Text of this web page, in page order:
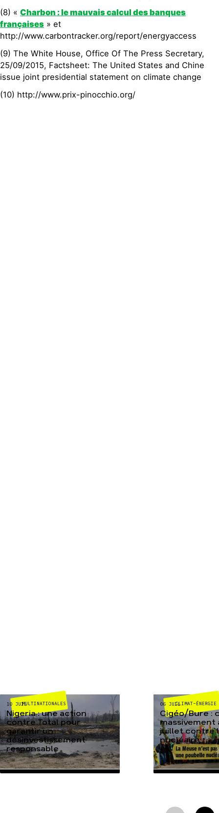
(8) « Charbon : le mauvais calcul des banques
françaises » et
http://www.carbontracker.org/report/energyaccess
(9) The White House, Office Of The Press Secretary,
25/09/2015, Factsheet: The United States and Chine
issue joint presidential statement on climate change
(10) http://www.prix-pinocchio.org/
MULTINATIONALES
10 JUIL
Nigeria : une action
contre Total pour
garantir un
désinvestissement
responsable
CLIMAT-ÉNERGIE
06 JUIL
Cigéo/Bure :
massivement
juillet contre
nucléaire